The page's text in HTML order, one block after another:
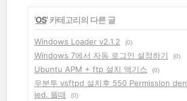
'OS' 카테고리의 다른 글
Windows Loader v2.1.2 (0)
Windows 7에서 자동 로그인 설정하기
(0)
Ubuntu APM + ftp 설치 액기스
(0)
우분투 vsftpd 설치후 550 Permission den
ied. 뜰때
(0)